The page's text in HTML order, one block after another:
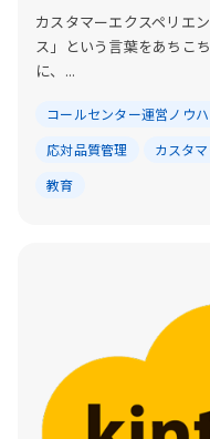
カスタマーエクスペリエ
ス」という言葉をあちこ
に、...
コールセンター運営ノウ
応対品質管理
カスタ
教育